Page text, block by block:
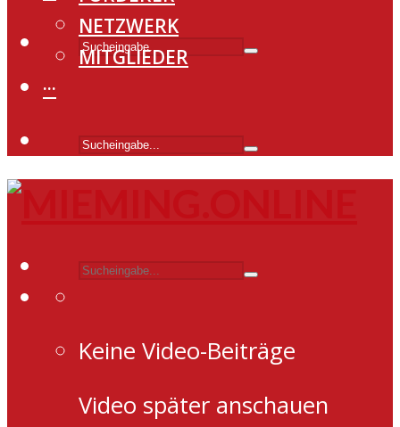
NETZWERK
MITGLIEDER
···
Keine Video-Beiträge
Video später anschauen